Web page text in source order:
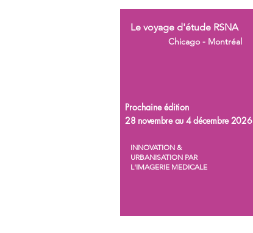
Le voyage d'étude RSNA
Chicago - Montréal
Prochaine édition
28 novembre au 4 décembre 2026
INNOVATION &
URBANISATION PAR
L'IMAGERIE MEDICALE